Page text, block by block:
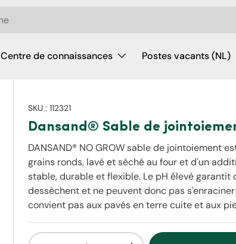
Centre de connaissances Postes vacants (NL)
SKU : 112321
Dansand® Sable de
DANSAND® NO GROW sable de jointoiement
grains ronds, lavé et séché au four et d'un
stable, durable et flexible. Le pH élevé garantit
dessèchent et ne peuvent donc pas
convient pas aux pavés en terre cuite et aux
Qté